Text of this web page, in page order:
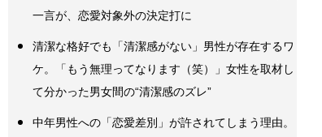
一言が、恋愛対象外の決定打に
清潔な格好でも「清潔感がない」男性が存在するワ
ケ。「もう無理ってなります（笑）」女性を取材し
て分かった男女間の“清潔感のズレ”
中年男性への「恋愛差別」が許されてしまう理由。